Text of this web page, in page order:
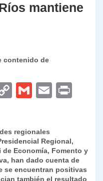
mantiene
contenido de
C
y
Li
n
G
l
E
l
regionales
Regional,
de Economía, Fomento y
han dado cuenta de
se encuentran positivas
también el resultado